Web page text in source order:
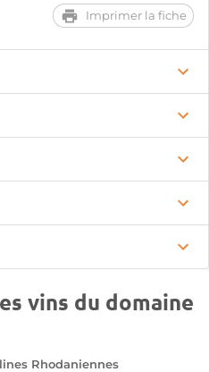
Imprimer la fiche
vins du domaine
Rhodaniennes